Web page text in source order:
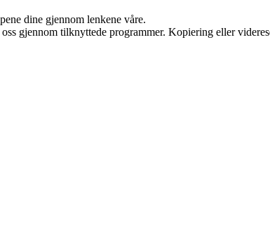
dine gjennom lenkene våre.
gjennom tilknyttede programmer. Kopiering eller